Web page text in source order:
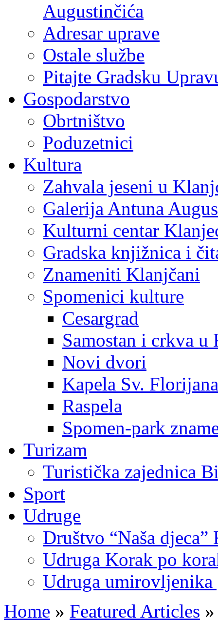
Augustinčića
Adresar uprave
Ostale službe
Pitajte Gradsku
Gospodarstvo
Obrtništvo
Poduzetnici
Kultura
Zahvala jeseni u
Galerija Antuna
Kulturni centar
Gradska knjižnica i
Znameniti Klanjčani
Spomenici kulture
Cesargrad
Samostan i crkva u
Novi dvori
Kapela Sv. Florijana
Raspela
Spomen-park
Turizam
Turistička zajednica
Sport
Udruge
Društvo “Naša djeca”
Udruga Korak po
Udruga umirovljenika
Home » Featured Articles »